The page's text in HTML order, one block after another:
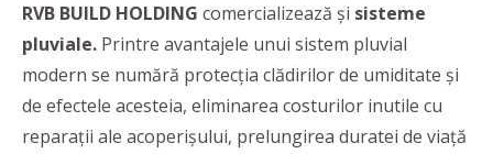
RVB BUILD HOLDING comercializează și sisteme
pluviale. Printre avantajele unui sistem pluvial
modern se numără protecția clădirilor de umiditate și
de efectele acesteia, eliminarea costurilor inutile cu
reparații ale acoperișului, prelungirea duratei de viață